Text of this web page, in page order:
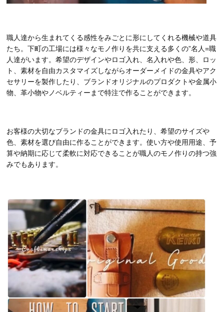
職人達から生まれてくる感性をみごとに形にしてくれる機械や道具
たち。下町の工場には様々なモノ作りを共に支える多くの”名人=職
人達がいます。希望のデザインやロゴ入れ、名入れや色、形、ロッ
ト、素材を自由カスタマイズしながらオーダーメイドの金具やアク
セサリーを製作したり、ブランドオリジナルのプロダクトや金属小
物、革小物やノベルティーまで特注で作ることができます。
お客様の大切なブランドの金具にロゴ入れたり、希望のサイズや
色、素材を選び自由に作ることができます。使い方や使用用途、予
算や納期に応じて柔軟に対応できることが職人のモノ作りの持つ強
みでもあります。